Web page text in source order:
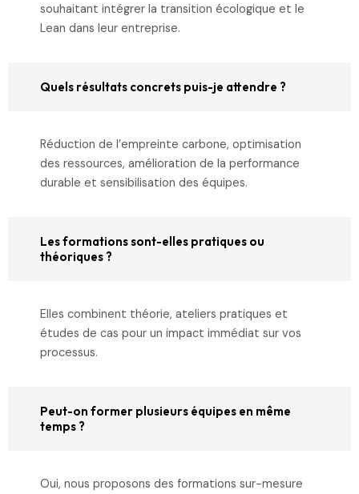
souhaitant intégrer la transition écologique et le
Lean dans leur entreprise.
Quels résultats concrets puis-je attendre ?
Réduction de l’empreinte carbone, optimisation
des ressources, amélioration de la performance
durable et sensibilisation des équipes.
Les formations sont-elles pratiques ou
théoriques ?
Elles combinent théorie, ateliers pratiques et
études de cas pour un impact immédiat sur vos
processus.
Peut-on former plusieurs équipes en même
temps ?
Oui, nous proposons des formations sur-mesure